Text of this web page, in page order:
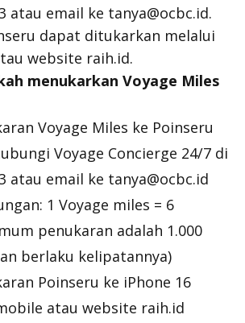
atau email ke tanya@ocbc.id.
dapat ditukarkan melalui
website raih.id.
menukarkan Voyage Miles
Voyage Miles ke Poinseru
Voyage Concierge 24/7 di
atau email ke tanya@ocbc.id
1 Voyage miles = 6
penukaran adalah 1.000
berlaku kelipatannya)
Poinseru ke iPhone 16
atau website raih.id